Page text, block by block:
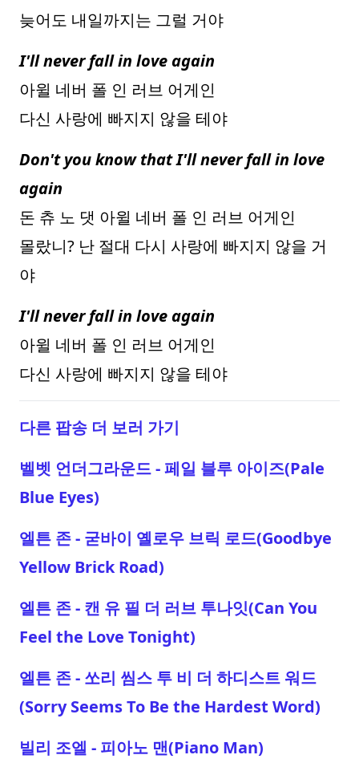
늦어도 내일까지는 그럴 거야
I'll never fall in love again
아윌 네버 폴 인 러브 어게인
다신 사랑에 빠지지 않을 테야
Don't you know that I'll never fall in love
again
돈 츄 노 댓 아윌 네버 폴 인 러브 어게인
몰랐니? 난 절대 다시 사랑에 빠지지 않을 거
야
I'll never fall in love again
아윌 네버 폴 인 러브 어게인
다신 사랑에 빠지지 않을 테야
다른 팝송 더 보러 가기
벨벳 언더그라운드 - 페일 블루 아이즈(Pale
Blue Eyes)
엘튼 존 - 굳바이 옐로우 브릭 로드(Goodbye
Yellow Brick Road)
엘튼 존 - 캔 유 필 더 러브 투나잇(Can You
Feel the Love Tonight)
엘튼 존 - 쏘리 씸스 투 비 더 하디스트 워드
(Sorry Seems To Be the Hardest Word)
빌리 조엘 - 피아노 맨(Piano Man)